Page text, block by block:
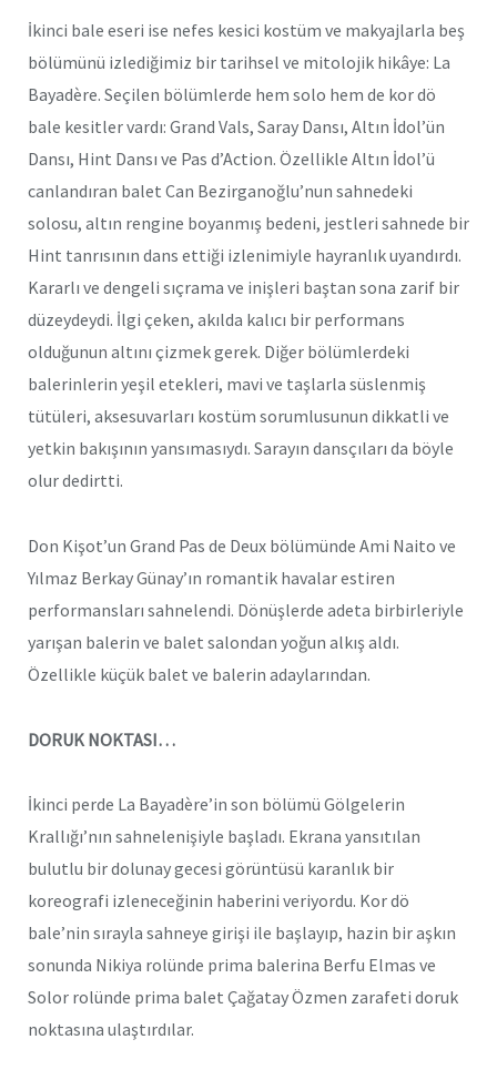
İkinci bale eseri ise nefes kesici kostüm ve makyajlarla beş
bölümünü izlediğimiz bir tarihsel ve mitolojik hikâye: La
Bayadère. Seçilen bölümlerde hem solo hem de kor dö
bale kesitler vardı: Grand Vals, Saray Dansı, Altın İdol’ün
Dansı, Hint Dansı ve Pas d’Action. Özellikle Altın İdol’ü
canlandıran balet Can Bezirganoğlu’nun sahnedeki
solosu, altın rengine boyanmış bedeni, jestleri sahnede bir
Hint tanrısının dans ettiği izlenimiyle hayranlık uyandırdı.
Kararlı ve dengeli sıçrama ve inişleri baştan sona zarif bir
düzeydeydi. İlgi çeken, akılda kalıcı bir performans
olduğunun altını çizmek gerek. Diğer bölümlerdeki
balerinlerin yeşil etekleri, mavi ve taşlarla süslenmiş
tütüleri, aksesuvarları kostüm sorumlusunun dikkatli ve
yetkin bakışının yansımasıydı. Sarayın dansçıları da böyle
olur dedirtti.
Don Kişot’un Grand Pas de Deux bölümünde Ami Naito ve
Yılmaz Berkay Günay’ın romantik havalar estiren
performansları sahnelendi. Dönüşlerde adeta birbirleriyle
yarışan balerin ve balet salondan yoğun alkış aldı.
Özellikle küçük balet ve balerin adaylarından.
DORUK NOKTASI…
İkinci perde La Bayadère’in son bölümü Gölgelerin
Krallığı’nın sahnelenişiyle başladı. Ekrana yansıtılan
bulutlu bir dolunay gecesi görüntüsü karanlık bir
koreografi izleneceğinin haberini veriyordu. Kor dö
bale’nin sırayla sahneye girişi ile başlayıp, hazin bir aşkın
sonunda Nikiya rolünde prima balerina Berfu Elmas ve
Solor rolünde prima balet Çağatay Özmen zarafeti doruk
noktasına ulaştırdılar.